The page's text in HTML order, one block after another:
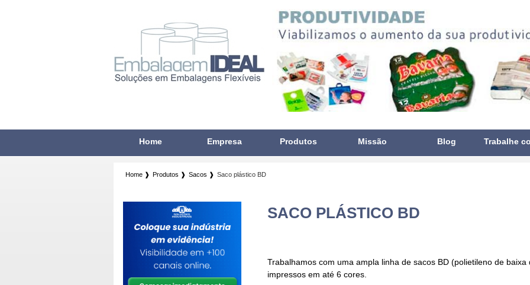
Home Empresa Produtos Missão Blog Trabalhe
Home ❱ Produtos ❱ Sacos ❱ Saco plástico BD
SACO PLÁSTICO BD
Trabalhamos com uma ampla linha de sacos BD (polietileno de baixa
impressos em até 6 cores.